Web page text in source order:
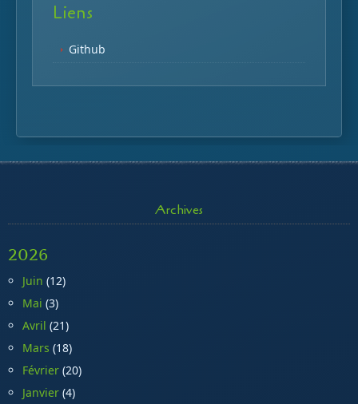
Liens
Github
Archives
2026
Juin (12)
Mai (3)
Avril (21)
Mars (18)
Février (20)
Janvier (4)